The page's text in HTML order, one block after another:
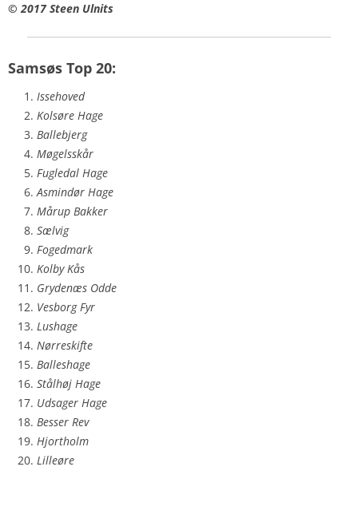
© 2017 Steen Ulnits
Samsøs Top 20:
Issehoved
Kolsøre Hage
Ballebjerg
Møgelsskår
Fugledal Hage
Asmindør Hage
Mårup Bakker
Sælvig
Fogedmark
Kolby Kås
Grydenæs Odde
Vesborg Fyr
Lushage
Nørreskifte
Balleshage
Stålhøj Hage
Udsager Hage
Besser Rev
Hjortholm
Lilleøre